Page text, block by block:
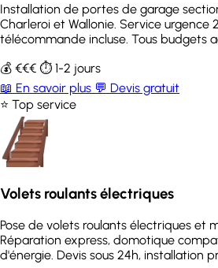
Installation de portes de garage
Charleroi et Wallonie. Service urgence
télécommande incluse. Tous budgets
💰 €€€ ⏱️ 1-2 jours
📖 En savoir plus 💬 Devis gratuit
⭐ Top service
Volets roulants électriques
Pose de volets roulants électriques et
Réparation express, domotique
d'énergie. Devis sous 24h, installation